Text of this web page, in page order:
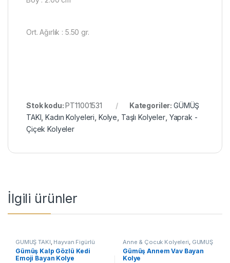
Ort. Ağırlık : 5.50 gr.
Stok kodu:PT11001531 Kategoriler: GÜMÜŞ
TAKI ,Kadın Kolyeleri Kolye Taşlı Kolyeler, Yaprak -
Çiçek Kolyeler
İlgili ürünler
GÜMÜŞ TAKI Hayvan Figürlü
Kolyeler ,Kadın Kolyeleri, Kedili
Kolyeler,Kolye
Gümüş Kalp Gözlü Kedi
Emoji Bayan Kolye
Anne & Çocuk Kolyeleri GÜMÜŞ
TAKI Kadın Kolyeleri Kolye
Gümüş Annem Vav Bayan
Kolye